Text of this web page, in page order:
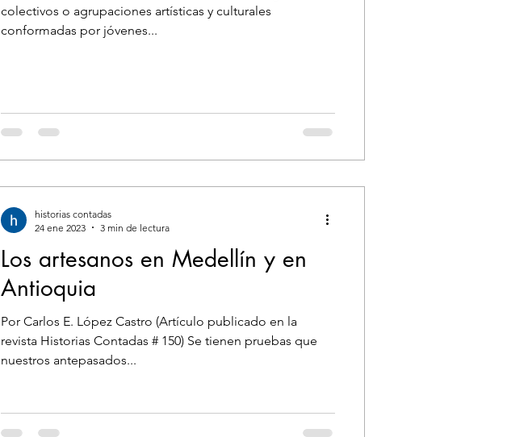
colectivos o agrupaciones artísticas y culturales
conformadas por jóvenes...
Los artesanos en Medellín y en
Antioquia
Por Carlos E. López Castro (Artículo publicado en la
revista Historias Contadas # 150) Se tienen pruebas que
nuestros antepasados...
historias contadas
24 ene 2023
3 min de lectura